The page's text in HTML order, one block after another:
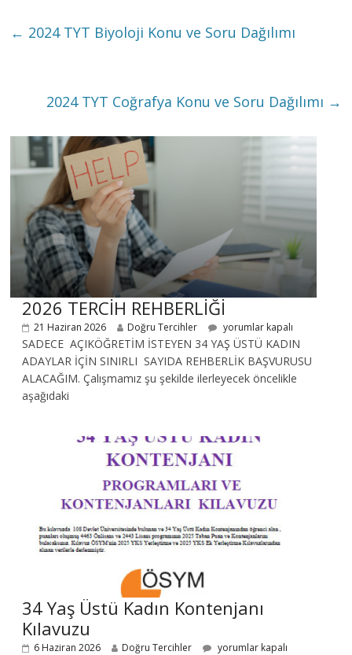
← 2024 TYT Biyoloji Konu ve Soru Dağılımı
2024 TYT Coğrafya Konu ve Soru Dağılımı →
2026 TERCİH REHBERLİĞİ
21 Haziran 2026 Doğru Tercihler yorumlar kapalı
SADECE AÇIKÖĞRETİM İSTEYEN 34 YAŞ ÜSTÜ KADIN
ADAYLAR İÇİN SINIRLI SAYIDA REHBERLİK BAŞVURUSU
ALACAĞIM. Çalışmamız şu şekilde ilerleyecek öncelikle
aşağıdaki
34 Yaş Üstü Kadın Kontenjanı
Kılavuzu
6 Haziran 2026 Doğru Tercihler yorumlar kapalı